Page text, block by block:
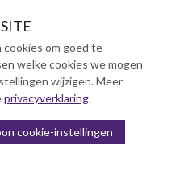
NVBK
Leden
cookies om goed te
welke cookies we mogen
wijzigen. Meer
privacyverklaring.
cookie-instellingen